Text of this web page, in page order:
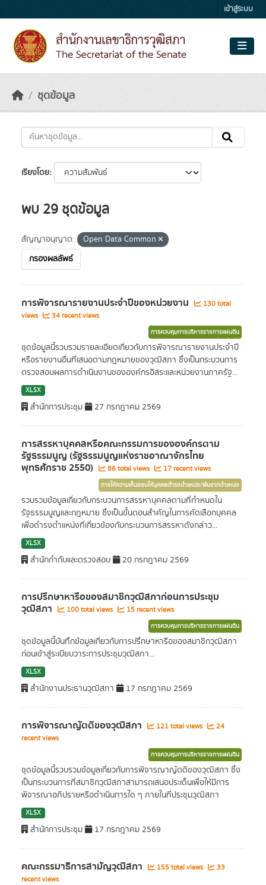
เข้าสู่ระบบ
ชุดข้อมูล
เรียงโดย
พบ 29 ชุดข้อมูล
สัญญาอนุญาต:
Open Data Common
กรองผลลัพธ์
การพิจารณารายงานประจำปีของหน่วยงาน
130 total
views
34 recent views
การควบคุมการบริหารราชการแผ่นดิน
ชุดข้อมูลนี้รวบรวมรายละเอียดเกี่ยวกับการพิจารณารายงานประจำปี
หรือรายงานอื่นที่เสนอตามกฎหมายของวุฒิสภา ซึ่งเป็นกระบวนการ
ตรวจสอบผลการดำเนินงานขององค์กรอิสระและหน่วยงานภาครัฐ...
XLSX
สำนักการประชุม 27 กรกฎาคม 2569
การสรรหาบุคคลหรือคณะกรรมการขององค์กรตาม
รัฐธรรมนูญ (รัฐธรรมนูญแห่งราชอาณาจักรไทย
พุทธศักราช 2550) 86 total views 17 recent views
การให้ความเห็นชอบให้บุคคลดำรงตำแหน่ง/พ้นจากตำแหน่ง
รวบรวมข้อมูลเกี่ยวกับกระบวนการสรรหาบุคคลตามที่กำหนดใน
รัฐธรรมนูญและกฎหมาย ซึ่งเป็นขั้นตอนสำคัญในการคัดเลือกบุคคล
เพื่อดำรงตำแหน่งที่เกี่ยวข้องกับกระบวนการสรรหาดังกล่าว...
XLSX
สำนักกำกับและตรวจสอบ 20 กรกฎาคม 2569
การปรึกษาหารือของสมาชิกวุฒิสภาก่อนการประชุม
วุฒิสภา 100 total views 15 recent views
การควบคุมการบริหารราชการแผ่นดิน
ชุดข้อมูลนี้บันทึกข้อมูลเกี่ยวกับการปรึกษาหารือของสมาชิกวุฒิสภา
ก่อนเข้าสู่ระเบียบวาระการประชุมวุฒิสภา...
XLSX
สำนักงานประธานวุฒิสภา 17 กรกฎาคม 2569
การพิจารณาญัตติของวุฒิสภา 121 total views
24
recent views
การควบคุมการบริหารราชการแผ่นดิน
ชุดข้อมูลนี้รวบรวมข้อมูลเกี่ยวกับการพิจารณาญัตติของวุฒิสภา ซึ่ง
เป็นกระบวนการที่สมาชิกวุฒิสภาสามารถเสนอประเด็นเพื่อให้มีการ
พิจารณาอภิปรายหรือดำเนินการใด ๆ ภายในที่ประชุมวุฒิสภา
XLSX
สำนักการประชุม 17 กรกฎาคม 2569
คณะกรรมาธิการสามัญวุฒิสภา 155 total views
33
recent views